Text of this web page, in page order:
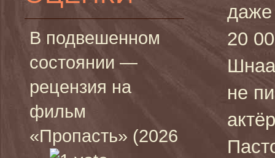
В подвешенном
состоянии —
рецензия на
фильм
«Пропасть» (2026
даже
20
не